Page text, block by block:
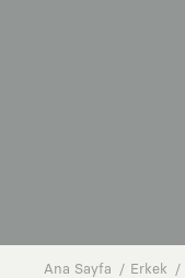
Ana Sayfa Erkek